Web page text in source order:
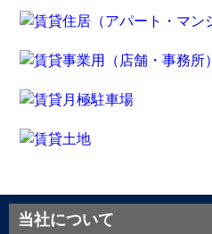
当社について